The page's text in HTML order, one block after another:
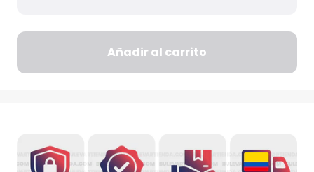
Añadir al carrito